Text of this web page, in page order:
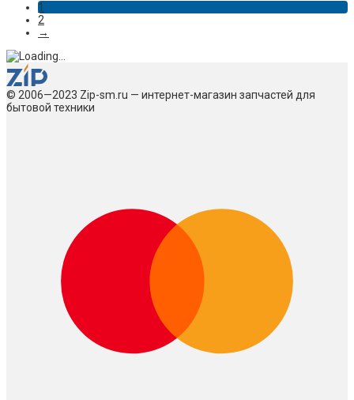
1
2
→
© 2006—2023 Zip-sm.ru — интернет-магазин запчастей для
бытовой техники